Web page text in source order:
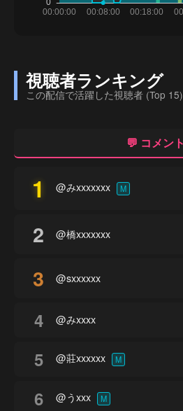
視聴者ランキング
この配信で活躍した視聴者 (Top 15)
💬 コメン
1 @みxxxxxxx M
2 @橋xxxxxxx
3 @sxxxxxx
4 @みxxxx
5 @莊xxxxxx M
6 @うxxx M